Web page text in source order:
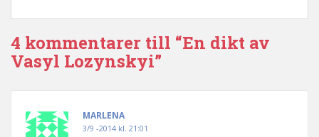
4 kommentarer till “En dikt av
Vasyl Lozynskyi”
MARLENA
3/9 -2014 kl. 21:01